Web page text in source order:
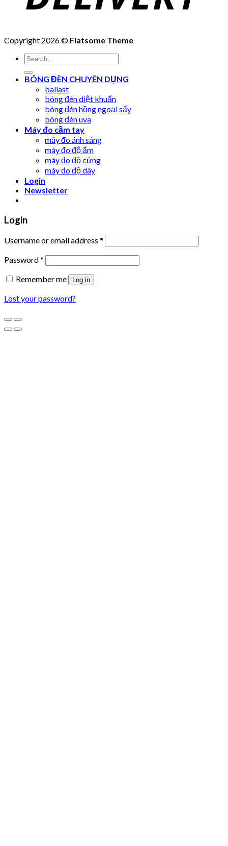
Copyright 2026 © Flatsome Theme
Search
for:
BÓNG ĐÈN CHUYÊN DỤNG
ballast
bóng đèn diệt khuẩn
bóng đèn hồng ngoại sấy
bóng đèn uva
Máy đo cầm tay
máy đo ánh sáng
máy đo độ ẩm
máy đo độ cứng
máy đo độ dày
Login
Newsletter
Login
Username or email address *
Password*
Remember me
Log in
Lost your password?